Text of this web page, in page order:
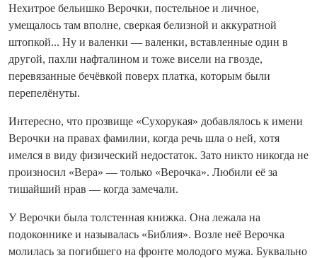
Нехитрое бельишко Верочки, постельное и личное,
умещалось там вполне, сверкая белизной и аккуратной
штопкой... Ну и валенки — валенки, вставленные один в
другой, пахли нафталином и тоже висели на гвозде,
перевязанные бечёвкой поверх платка, которым были
перепелёнуты.
Интересно, что прозвище «Сухорукая» добавлялось к имени
Верочки на правах фамилии, когда речь шла о ней, хотя
имелся в виду физический недостаток. Зато никто никогда не
произносил «Вера» — только «Верочка». Любили её за
тишайший нрав — когда замечали.
У Верочки была толстенная книжка. Она лежала на
подоконнике и называлась «Библия». Возле неё Верочка
молилась за погибшего на фронте молодого мужа. Буквально